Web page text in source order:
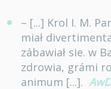
– [...] Krol I. M.
miał
zábawiał sie. w
zdrowia, grámi
animum [...].